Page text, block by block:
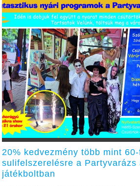
20% kedvezmény több mint
sulifelszerelésre a Partyvarázs
játékboltban